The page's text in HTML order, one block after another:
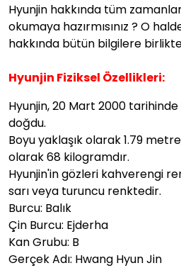
Hyunjin hakkında tüm
okumaya hazırmısınız ? O
hakkında bütün bilgilere
Hyunjin Fiziksel Özellikleri:
Hyunjin, 20 Mart 2000
doğdu.
Boyu yaklaşık olarak 1.79
olarak 68 kilogramdır.
Hyunjin'in gözleri kahverengi
sarı veya turuncu renktedir.
Burcu: Balık
Çin Burcu: Ejderha
Kan Grubu: B
Gerçek Adı: Hwang Hyun Jin